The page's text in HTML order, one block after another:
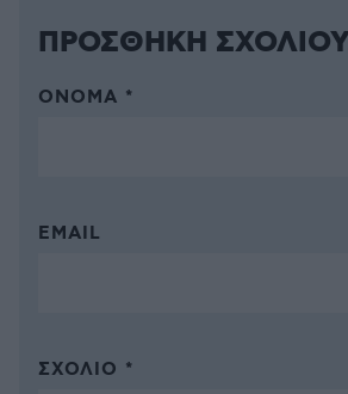
ΠΡΟΣΘΗΚΗ ΣΧΟΛΙΟΥ
ΌΝΟΜΑ *
EMAIL
ΣΧΌΛΙΟ *